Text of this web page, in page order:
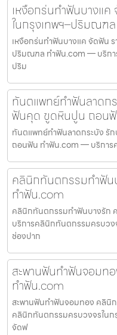
เหงือกร่นทำฟันบางแ
ในกรุงเทพฯ–ปริมณฑ
เหงือกร่นทำฟันบางแค จัดฟัน
ปริมณฑล ทำฟัน.com — บริกา
ปริม
ทันตแพทย์ทำฟันลาดก
ฟันคุด ขูดหินปูน ถอน
ทันตแพทย์ทำฟันลาดกระบัง รั
ถอนฟัน ทำฟัน.com — บริการ
คลินิกทันตกรรมทำฟัน
ทำฟัน.com
คลินิกทันตกรรมทำฟันบางรัก
บริการคลินิกทันตกรรมครบว
ช่องปาก
สะพานฟันทำฟันจอมท
ทำฟัน.com
สะพานฟันทำฟันจอมทอง คลินิ
คลินิกทันตกรรมครบวงจรใน
จัดฟ